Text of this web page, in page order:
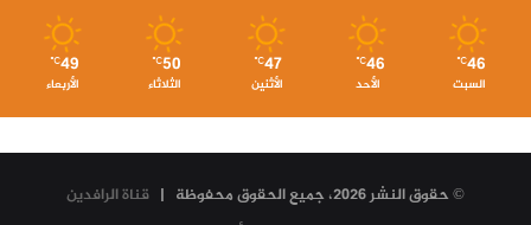
46
℃
السبت
46
℃
الأحد
47
℃
الأثنين
50
℃
الثلاثاء
49
℃
الأربعاء
© حقوق النشر 2026، جميع الحقوق محفوظة |
قناة الرافدين